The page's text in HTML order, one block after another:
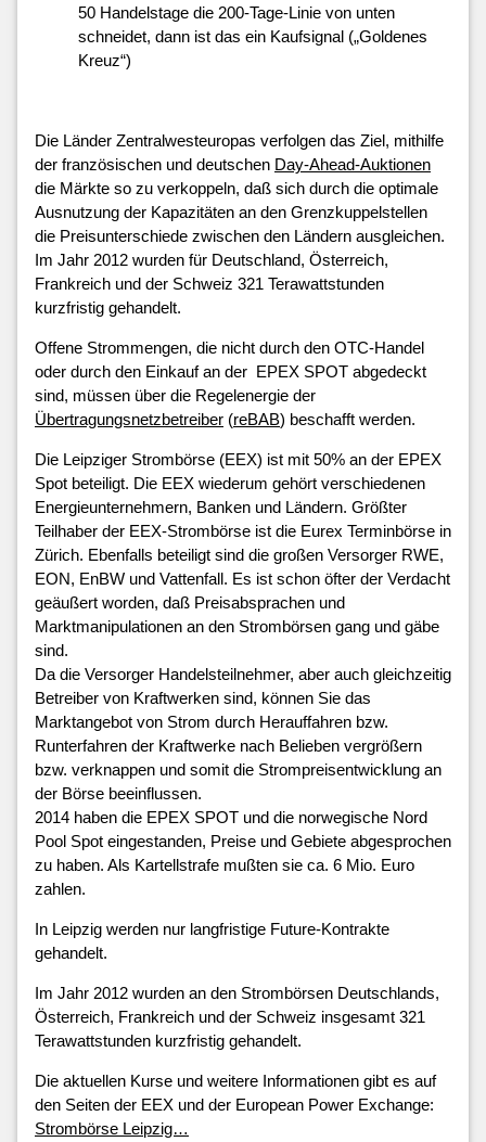
50 Handelstage die 200-Tage-Linie von unten
schneidet, dann ist das ein Kaufsignal („Goldenes
Kreuz“)
Die Länder Zentralwesteuropas verfolgen das Ziel, mithilfe
der französischen und deutschen Day-Ahead-Auktionen
die Märkte so zu verkoppeln, daß sich durch die optimale
Ausnutzung der Kapazitäten an den Grenzkuppelstellen
die Preisunterschiede zwischen den Ländern ausgleichen.
Im Jahr 2012 wurden für Deutschland, Österreich,
Frankreich und der Schweiz 321 Terawattstunden
kurzfristig gehandelt.
Offene Strommengen, die nicht durch den OTC-Handel
oder durch den Einkauf an der EPEX SPOT abgedeckt
sind, müssen über die Regelenergie der
Übertragungsnetzbetreiber (reBAB) beschafft werden.
Die Leipziger Strombörse (EEX) ist mit 50% an der EPEX
Spot beteiligt. Die EEX wiederum gehört verschiedenen
Energieunternehmern, Banken und Ländern. Größter
Teilhaber der EEX-Strombörse ist die Eurex Terminbörse in
Zürich. Ebenfalls beteiligt sind die großen Versorger RWE,
EON, EnBW und Vattenfall. Es ist schon öfter der Verdacht
geäußert worden, daß Preisabsprachen und
Marktmanipulationen an den Strombörsen gang und gäbe
sind.
Da die Versorger Handelsteilnehmer, aber auch gleichzeitig
Betreiber von Kraftwerken sind, können Sie das
Marktangebot von Strom durch Herauffahren bzw.
Runterfahren der Kraftwerke nach Belieben vergrößern
bzw. verknappen und somit die Strompreisentwicklung an
der Börse beeinflussen.
2014 haben die EPEX SPOT und die norwegische Nord
Pool Spot eingestanden, Preise und Gebiete abgesprochen
zu haben. Als Kartellstrafe mußten sie ca. 6 Mio. Euro
zahlen.
In Leipzig werden nur langfristige Future-Kontrakte
gehandelt.
Im Jahr 2012 wurden an den Strombörsen Deutschlands,
Österreich, Frankreich und der Schweiz insgesamt 321
Terawattstunden kurzfristig gehandelt.
Die aktuellen Kurse und weitere Informationen gibt es auf
den Seiten der EEX und der European Power Exchange:
Strombörse Leipzig…